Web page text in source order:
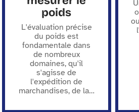
poids
L'évaluation précise
du poids est
fondamentale dans
de nombreux
domaines, qu'il
s'agisse de
l'expédition de
marchandises, de la…